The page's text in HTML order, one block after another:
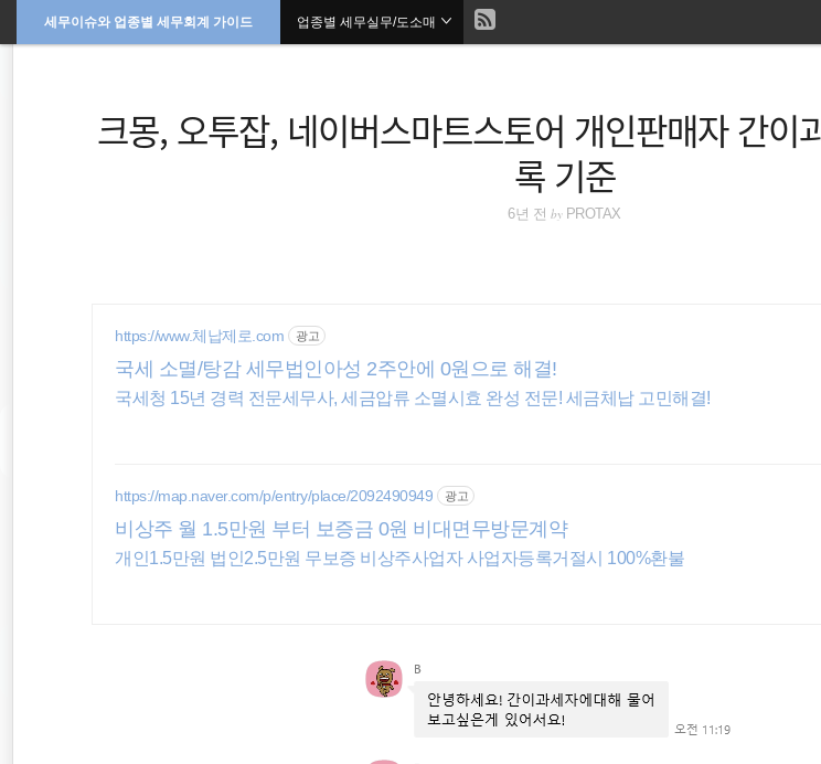
문
세무이슈와 업종별 세무회계 가이드 현
업종별 세무실무/도소매
크몽, 오투잡, 네이버스마트스토어 개인판매자 간이
록 기준
6년 전 byPROTAX
https://www.체납제로.com 광고
국세 소멸/탕감 세무법인아성 2주안에 0원으로 해결!
국세청 15년 경력 전문세무사, 세금압류 소멸시효 완성 전문! 세금체납 고민해결!
https://map.naver.com/p/entry/place/2092490949 광고
비상주 월 1.5만원 부터 보증금 0원 비대면무방문계약
개인1.5만원 법인2.5만원 무보증 비상주사업자 사업자등록거절시 100%환불
세무상담
영등포회계사
세무조사